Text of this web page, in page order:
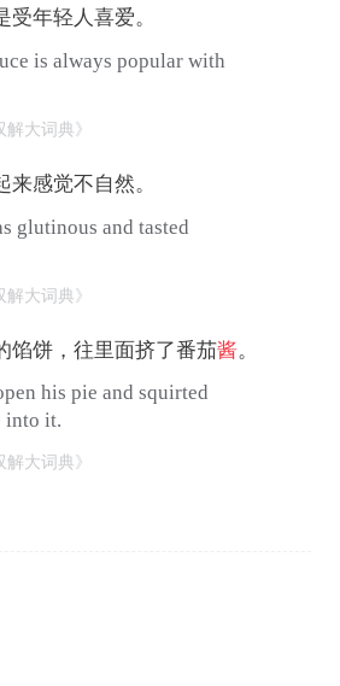
受年轻人喜爱。
is always popular with
解大词典》
来感觉不自然。
glutinous and tasted
解大词典》
馅饼，往里面挤了番茄酱。
his pie and squirted
into it.
解大词典》